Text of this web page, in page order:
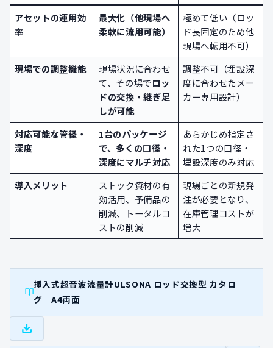
アセットの運用効
率
最大化（他現場へ
柔軟に流用可能）
極めて低い（ロッ
ド長固定のため他
現場へ転用不可）
現場での調整機能
現場状況に合わせ
て、その場でロッ
ドの交換・継ぎ足
しが可能
調整不可（埋設深
度に合わせたメー
カー専用設計）
対応可能な管径・
深度
1台のパッケージ
で、多くの口径・
深度にマルチ対応
あらかじめ指定さ
れた1つの口径・
埋設深度のみ対応
導入メリット
ストック資材の有
効活用、予備品の
削減、トータルコ
ストの削減
現場ごとの新規発
注が必要となり、
在庫管理コストが
増大
挿入式超音波流量計ULSONA ロッド交換型 カタロ
グ A4両面